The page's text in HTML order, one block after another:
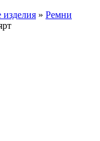
изделия » Ремни